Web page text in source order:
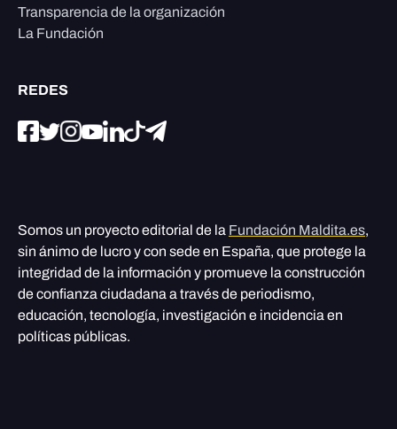
Transparencia de la organización
La Fundación
REDES
Somos un proyecto editorial de la Fundación Maldita.es,
sin ánimo de lucro y con sede en España, que protege la
integridad de la información y promueve la construcción
de confianza ciudadana a través de periodismo,
educación, tecnología, investigación e incidencia en
políticas públicas.